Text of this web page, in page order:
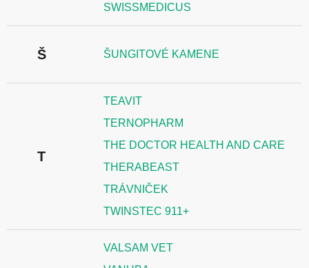
SWISSMEDICUS
Š ŠUNGITOVÉ KAMENE
T
TEAVIT
TERNOPHARM
THE DOCTOR HEALTH AND CARE
THERABEAST
TRÁVNIČEK
TWINSTEC 911+
VALSAM VET